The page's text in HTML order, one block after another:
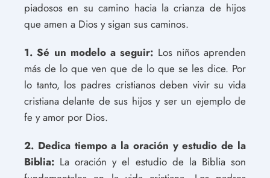
piadosos en su camino hacia la crianza de hijos
que amen a Dios y sigan sus caminos.
1. Sé un modelo a seguir: Los niños aprenden
más de lo que ven que de lo que se les dice. Por
lo tanto, los padres cristianos deben vivir su vida
cristiana delante de sus hijos y ser un ejemplo de
fe y amor por Dios.
2. Dedica tiempo a la oración y estudio de la
Biblia: La oración y el estudio de la Biblia son